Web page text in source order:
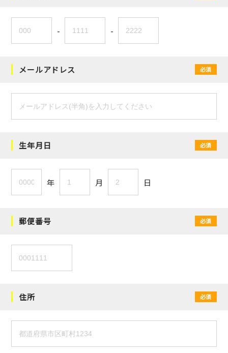
- -
メールアドレス 必須
生年月日 必須
年 月 日
郵便番号 必須
住所 必須